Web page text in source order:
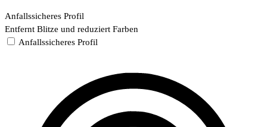
Anfallssicheres Profil
Entfernt Blitze und reduziert Farben
Anfallssicheres Profil